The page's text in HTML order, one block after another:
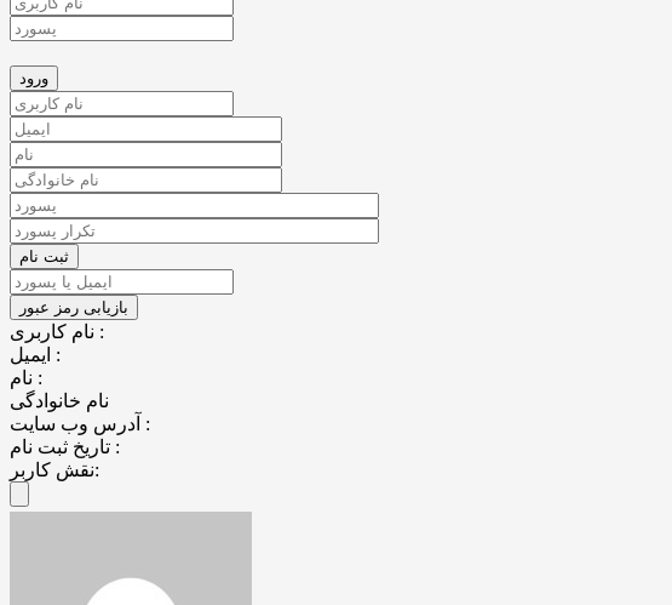
نام کاربری :
ایمیل :
نام :
نام خانوادگی
آدرس وب سایت :
تاریخ ثبت نام :
نقش کاربر: